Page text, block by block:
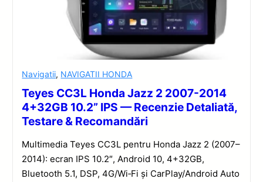
Navigatii, NAVIGATII HONDA
Teyes CC3L Honda Jazz 2 2007-2014
4+32GB 10.2” IPS — Recenzie Detaliată,
Testare & Recomandări
Multimedia Teyes CC3L pentru Honda Jazz 2 (2007–
2014): ecran IPS 10.2″, Android 10, 4+32GB,
Bluetooth 5.1, DSP, 4G/Wi‑Fi și CarPlay/Android Auto